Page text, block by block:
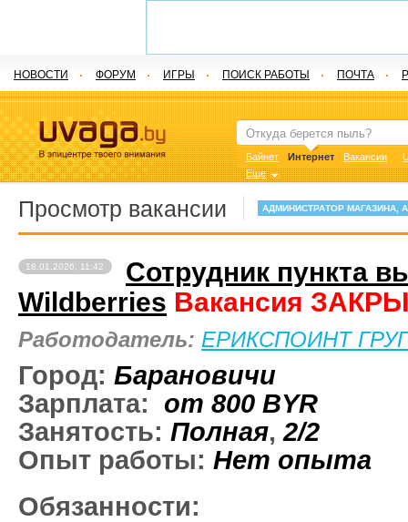
Просмотр вакансии АДМИНИСТРАТОР МАГАЗИНА,
18.01.2026, 11:42
Сотрудник пункта
Wildberries Вакансия
Работодатель: ЕРИКСПОИНТ
Город: Барановичи
Зарплата: от 800 BYR
Занятость: Полная,2/2
Опыт работы: Нет опыта
Обязанности:
Байнет Интернет Вакансии
Еще
НОВОСТИ ФОРУМ ИГРЫ ПОИСК РАБОТЫ ПОЧТА